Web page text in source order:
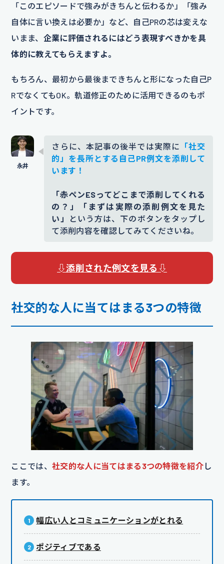
「このエピソードで強みがきちんと伝わるか」「強み
自体に言い換えは必要か」など、自己PRの芯は変えな
いまま、 企業に評価されるにはどう表現すべきかを具
体的に教えてもらえますよ。
もちろん、最初から最後まできちんと形になった自己P
RでなくてもOK。軌道修正のために活用できるのもポ
イントです。
さらに、本記事の後半では実際に
「社交
的」を長所とする自己PR例文を添削して
います！
「赤ペンESってどこまで添削してくれる
の？」「まずは実際の添削例文を見た
い」
という方は、下のボタンをタップし
て添削内容を確認してみてくださいね。
⇩添削された例文を見る⇩
社交的な人に当てはまる3つの特徴
ここでは、 社交的な人に当てはまる3つの特徴を紹介 し
ます。
幅広い人とコミュニケーションがとれる
ポジティブである